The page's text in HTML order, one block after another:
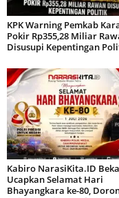
KPK Warning Pemkab
Pokir Rp355,28 Miliar
Disusupi Kepentingan
Kabiro NarasiKita.ID
Ucapkan Selamat Hari
Bhayangkara ke-80,